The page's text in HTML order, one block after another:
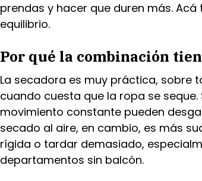
prendas y hacer que duren más.
equilibrio.
Por qué la combinación
La secadora es muy práctica, sobre
cuando cuesta que la ropa se seque.
movimiento constante pueden
secado al aire, en cambio, es más
rígida o tardar demasiado,
departamentos sin balcón.